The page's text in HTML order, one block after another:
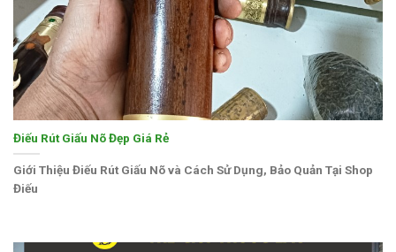
Điếu Rút Giấu Nõ Đẹp Giá Rẻ
Giới Thiệu Điếu Rút Giấu Nõ và Cách Sử Dụng, Bảo Quản Tại Shop
Điếu